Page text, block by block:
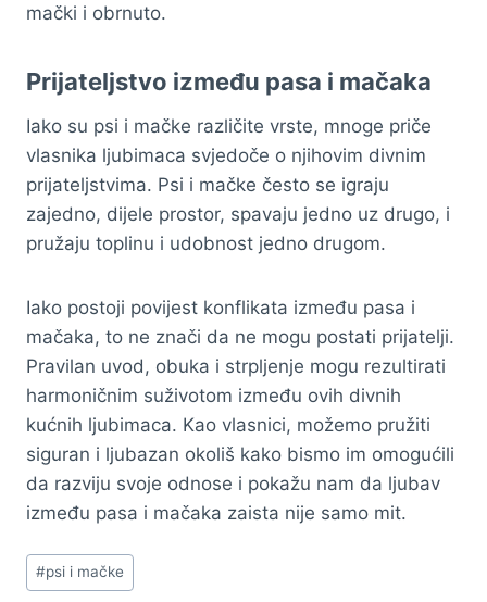
mački i obrnuto.
Prijateljstvo između pasa i mačaka
Iako su psi i mačke različite vrste, mnoge priče
vlasnika ljubimaca svjedoče o njihovim divnim
prijateljstvima. Psi i mačke često se igraju
zajedno, dijele prostor, spavaju jedno uz drugo, i
pružaju toplinu i udobnost jedno drugom.
Iako postoji povijest konflikata između pasa i
mačaka, to ne znači da ne mogu postati prijatelji.
Pravilan uvod, obuka i strpljenje mogu rezultirati
harmoničnim suživotom između ovih divnih
kućnih ljubimaca. Kao vlasnici, možemo pružiti
siguran i ljubazan okoliš kako bismo im omogućili
da razviju svoje odnose i pokažu nam da ljubav
između pasa i mačaka zaista nije samo mit.
Post
Tags:
#psi i mačke